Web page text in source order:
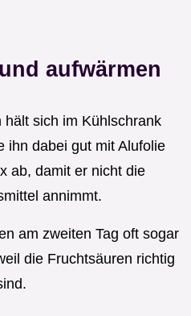
aufwärmen
sich im Kühlschrank
ihn dabei gut mit Alufolie
ab, damit er nicht die
annimmt.
am zweiten Tag oft sogar
die Fruchtsäuren richtig